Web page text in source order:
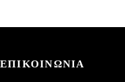
ΕΠΙΚΟΙΝΩΝΙΑ